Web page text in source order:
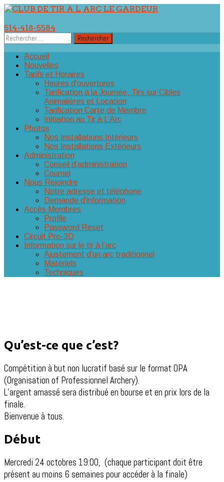
Aller
contenu
514-418-5584
Rechercher :
Accueil
Nouvelles
Tarifs et Horaires
Heures d’ouvertures
Tarification à la Journée, Tirs sur Cibles
Animalières et Location
Tarification Carte de Membre
Initiation au Tir à L’Arc
Photos
Nos Installations Intérieurs
Nos Installations Extérieurs
Administration
Conseil d’administration
Courriel
Nous Rejoindre
Notre adresse et téléphone
Demande d’information
Accès Membres
Profile
Password Reset
Circuit Pro-3D
Information sur le tir à l’arc
Ajustement d’un arc traditionnel
Matériels
Techniques
Qu’est-ce que c’est?
Compétition à but non lucratif basé sur le format OPA
(Organisation of Professionnel Archery).
L’argent amassé sera distribué en bourse et en prix lors de la
finale.
Bienvenue à tous.
Début
Mercredi 24 octobres 19:00, (chaque participant doit être
présent au moins 6 semaines pour accéder à la finale)